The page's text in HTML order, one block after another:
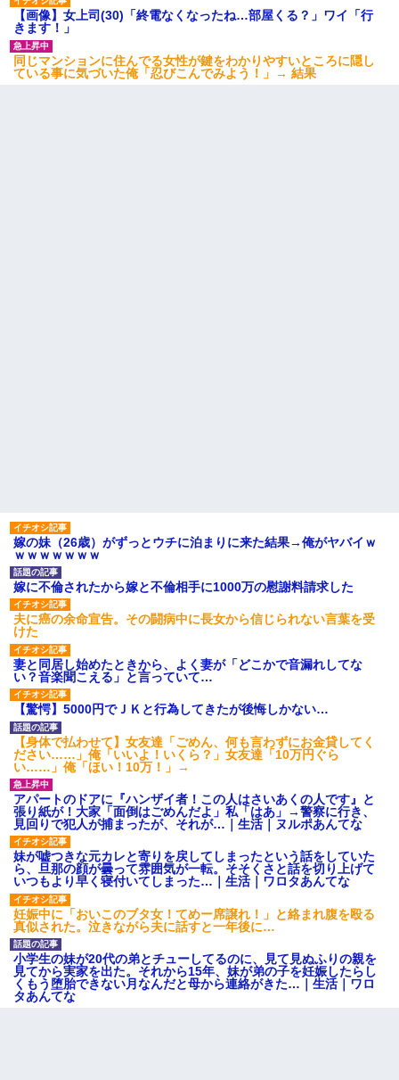
【画像】女上司(30)「終電なくなったね…部屋くる？」ワイ「行
きます！」
同じマンションに住んでる女性が鍵をわかりやすいところに隠し
ている事に気づいた俺「忍びこんでみよう！」→ 結果
嫁の妹（26歳）がずっとウチに泊まりに来た結果→俺がヤバイｗ
ｗｗｗｗｗｗｗ
嫁に不倫されたから嫁と不倫相手に1000万の慰謝料請求した
夫に癌の余命宣告。その闘病中に長女から信じられない言葉を受
けた
妻と同居し始めたときから、よく妻が「どこかで音漏れしてな
い？音楽聞こえる」と言っていて…
【驚愕】5000円でＪＫと行為してきたが後悔しかない…
【身体で払わせて】女友達「ごめん、何も言わずにお金貸してく
ださい……」俺「いいよ！いくら？」女友達「10万円ぐら
い……」俺「ほい！10万！」→
アパートのドアに『ハンザイ者！この人はさいあくの人です』と
張り紙が！大家「面倒はごめんだよ」私「はあ」→警察に行き、
見回りで犯人が捕まったが、それが…｜生活｜ヌルポあんてな
妹が嘘つきな元カレと寄りを戻してしまったという話をしていた
ら、旦那の顔が曇って雰囲気が一転。そそくさと話を切り上げて
いつもより早く寝付いてしまった…｜生活｜ワロタあんてな
妊娠中に「おいこのブタ女！てめー席譲れ！」と絡まれ腹を殴る
真似された。泣きながら夫に話すと一年後に…
小学生の妹が20代の弟とチューしてるのに、見て見ぬふりの親を
見てから実家を出た。それから15年、妹が弟の子を妊娠したらし
くもう堕胎できない月なんだと母から連絡がきた…｜生活｜ワロ
タあんてな